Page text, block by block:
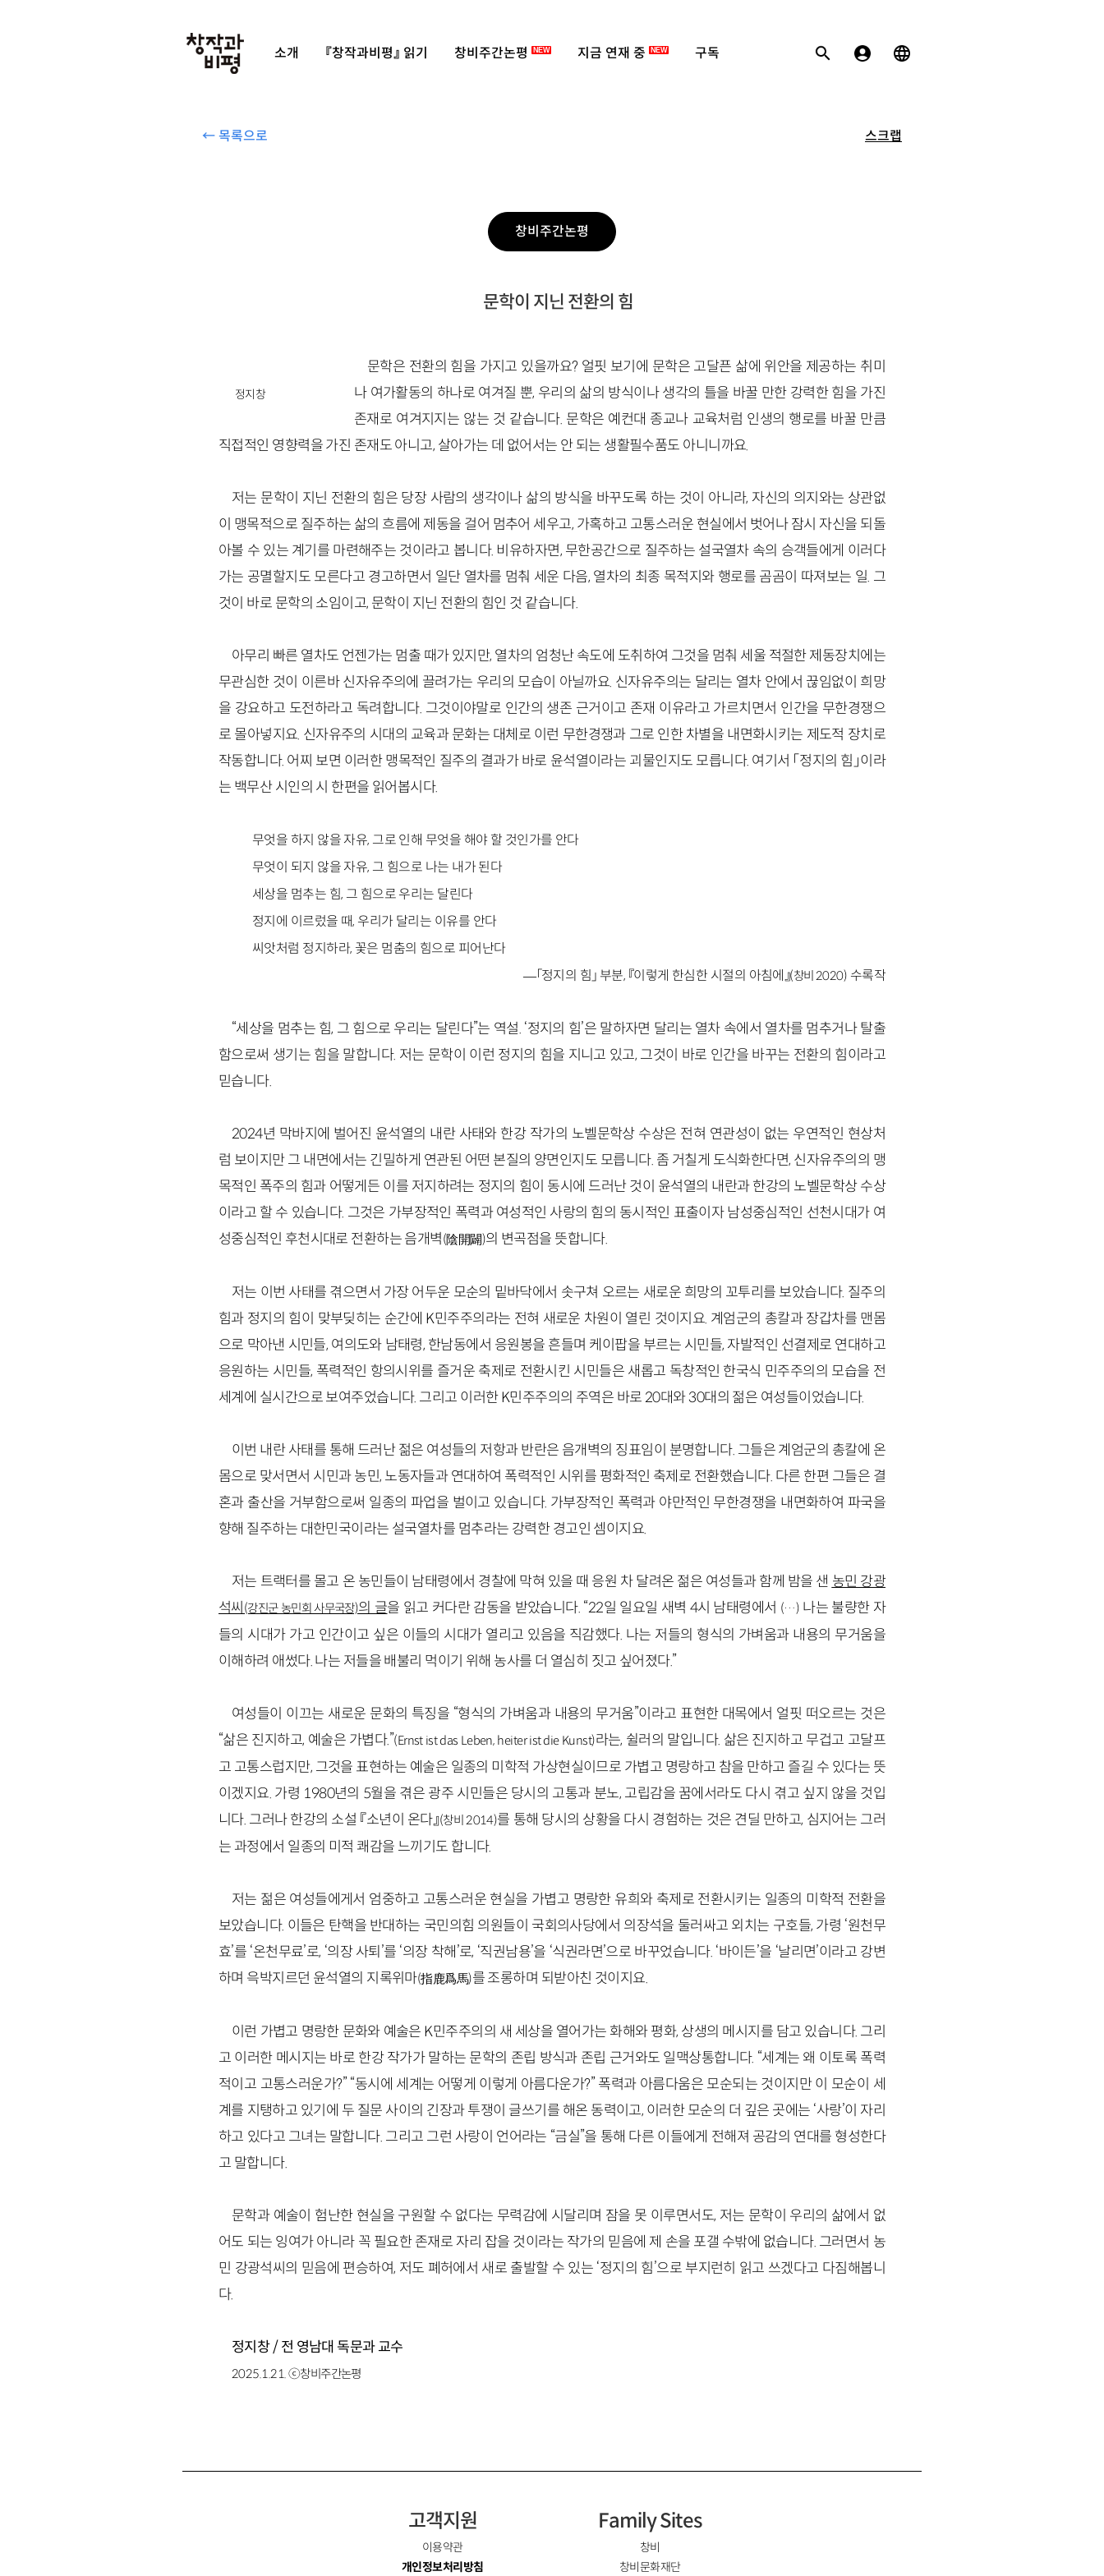
소개 『창작과비평』 읽기 창비주간논평 NEW 지금 연재 중 NEW 구독
← 목록으로 스크랩
창비주간논평
문학이 지닌 전환의 힘
정지창
문학은 전환의 힘을 가지고 있을까요? 얼핏 보기에 문학은 고달픈 삶에 위안을 제공하는 취미
나 여가활동의 하나로 여겨질 뿐, 우리의 삶의 방식이나 생각의 틀을 바꿀 만한 강력한 힘을 가진
존재로 여겨지지는 않는 것 같습니다. 문학은 예컨대 종교나 교육처럼 인생의 행로를 바꿀 만큼
직접적인 영향력을 가진 존재도 아니고, 살아가는 데 없어서는 안 되는 생활필수품도 아니니까요.
저는 문학이 지닌 전환의 힘은 당장 사람의 생각이나 삶의 방식을 바꾸도록 하는 것이 아니라, 자신의 의지와는 상관없
이 맹목적으로 질주하는 삶의 흐름에 제동을 걸어 멈추어 세우고, 가혹하고 고통스러운 현실에서 벗어나 잠시 자신을 되돌
아볼 수 있는 계기를 마련해주는 것이라고 봅니다. 비유하자면, 무한공간으로 질주하는 설국열차 속의 승객들에게 이러다
가는 공멸할지도 모른다고 경고하면서 일단 열차를 멈춰 세운 다음, 열차의 최종 목적지와 행로를 곰곰이 따져보는 일. 그
것이 바로 문학의 소임이고, 문학이 지닌 전환의 힘인 것 같습니다.
아무리 빠른 열차도 언젠가는 멈출 때가 있지만, 열차의 엄청난 속도에 도취하여 그것을 멈춰 세울 적절한 제동장치에는
무관심한 것이 이른바 신자유주의에 끌려가는 우리의 모습이 아닐까요. 신자유주의는 달리는 열차 안에서 끊임없이 희망
을 강요하고 도전하라고 독려합니다. 그것이야말로 인간의 생존 근거이고 존재 이유라고 가르치면서 인간을 무한경쟁으
로 몰아넣지요. 신자유주의 시대의 교육과 문화는 대체로 이런 무한경쟁과 그로 인한 차별을 내면화시키는 제도적 장치로
작동합니다. 어찌 보면 이러한 맹목적인 질주의 결과가 바로 윤석열이라는 괴물인지도 모릅니다. 여기서 「정지의 힘」이라
는 백무산 시인의 시 한편을 읽어봅시다.
무엇을 하지 않을 자유, 그로 인해 무엇을 해야 할 것인가를 안다
무엇이 되지 않을 자유, 그 힘으로 나는 내가 된다
세상을 멈추는 힘, 그 힘으로 우리는 달린다
정지에 이르렀을 때, 우리가 달리는 이유를 안다
씨앗처럼 정지하라, 꽃은 멈춤의 힘으로 피어난다
―「정지의 힘」 부분, 『이렇게 한심한 시절의 아침에』(창비 2020) 수록작
“세상을 멈추는 힘, 그 힘으로 우리는 달린다”는 역설. ‘정지의 힘’은 말하자면 달리는 열차 속에서 열차를 멈추거나 탈출
함으로써 생기는 힘을 말합니다. 저는 문학이 이런 정지의 힘을 지니고 있고, 그것이 바로 인간을 바꾸는 전환의 힘이라고
믿습니다.
2024년 막바지에 벌어진 윤석열의 내란 사태와 한강 작가의 노벨문학상 수상은 전혀 연관성이 없는 우연적인 현상처
럼 보이지만 그 내면에서는 긴밀하게 연관된 어떤 본질의 양면인지도 모릅니다. 좀 거칠게 도식화한다면, 신자유주의의 맹
목적인 폭주의 힘과 어떻게든 이를 저지하려는 정지의 힘이 동시에 드러난 것이 윤석열의 내란과 한강의 노벨문학상 수상
이라고 할 수 있습니다. 그것은 가부장적인 폭력과 여성적인 사랑의 힘의 동시적인 표출이자 남성중심적인 선천시대가 여
성중심적인 후천시대로 전환하는 음개벽(陰開闢)의 변곡점을 뜻합니다.
저는 이번 사태를 겪으면서 가장 어두운 모순의 밑바닥에서 솟구쳐 오르는 새로운 희망의 꼬투리를 보았습니다. 질주의
힘과 정지의 힘이 맞부딪히는 순간에 K민주주의라는 전혀 새로운 차원이 열린 것이지요. 계엄군의 총칼과 장갑차를 맨몸
으로 막아낸 시민들, 여의도와 남태령, 한남동에서 응원봉을 흔들며 케이팝을 부르는 시민들, 자발적인 선결제로 연대하고
응원하는 시민들, 폭력적인 항의시위를 즐거운 축제로 전환시킨 시민들은 새롭고 독창적인 한국식 민주주의의 모습을 전
세계에 실시간으로 보여주었습니다. 그리고 이러한 K민주주의의 주역은 바로 20대와 30대의 젊은 여성들이었습니다.
이번 내란 사태를 통해 드러난 젊은 여성들의 저항과 반란은 음개벽의 징표임이 분명합니다. 그들은 계엄군의 총칼에 온
몸으로 맞서면서 시민과 농민, 노동자들과 연대하여 폭력적인 시위를 평화적인 축제로 전환했습니다. 다른 한편 그들은 결
혼과 출산을 거부함으로써 일종의 파업을 벌이고 있습니다. 가부장적인 폭력과 야만적인 무한경쟁을 내면화하여 파국을
향해 질주하는 대한민국이라는 설국열차를 멈추라는 강력한 경고인 셈이지요.
저는 트랙터를 몰고 온 농민들이 남태령에서 경찰에 막혀 있을 때 응원 차 달려온 젊은 여성들과 함께 밤을 샌 농민 강광
석씨 (강진군 농민회 사무국장)의 글을 읽고 커다란 감동을 받았습니다. “22일 일요일 새벽 4시 남태령에서 (…) 나는 불량한 자
들의 시대가 가고 인간이고 싶은 이들의 시대가 열리고 있음을 직감했다. 나는 저들의 형식의 가벼움과 내용의 무거움을
이해하려 애썼다. 나는 저들을 배불리 먹이기 위해 농사를 더 열심히 짓고 싶어졌다.”
여성들이 이끄는 새로운 문화의 특징을 “형식의 가벼움과 내용의 무거움”이라고 표현한 대목에서 얼핏 떠오르는 것은
“삶은 진지하고, 예술은 가볍다.”(Ernst ist das Leben, heiter ist die Kunst)라는, 쉴러의 말입니다. 삶은 진지하고 무겁고 고달프
고 고통스럽지만, 그것을 표현하는 예술은 일종의 미학적 가상현실이므로 가볍고 명랑하고 참을 만하고 즐길 수 있다는 뜻
이겠지요. 가령 1980년의 5월을 겪은 광주 시민들은 당시의 고통과 분노, 고립감을 꿈에서라도 다시 겪고 싶지 않을 것입
니다. 그러나 한강의 소설 『소년이 온다』(창비 2014)를 통해 당시의 상황을 다시 경험하는 것은 견딜 만하고, 심지어는 그러
는 과정에서 일종의 미적 쾌감을 느끼기도 합니다.
저는 젊은 여성들에게서 엄중하고 고통스러운 현실을 가볍고 명랑한 유희와 축제로 전환시키는 일종의 미학적 전환을
보았습니다. 이들은 탄핵을 반대하는 국민의힘 의원들이 국회의사당에서 의장석을 둘러싸고 외치는 구호들, 가령 ‘원천무
효’를 ‘온천무료’로, ‘의장 사퇴’를 ‘의장 착해’로, ‘직권남용’을 ‘식권라면’으로 바꾸었습니다. ‘바이든’을 ‘날리면’이라고 강변
하며 윽박지르던 윤석열의 지록위마(指鹿爲馬)를 조롱하며 되받아친 것이지요.
이런 가볍고 명랑한 문화와 예술은 K민주주의의 새 세상을 열어가는 화해와 평화, 상생의 메시지를 담고 있습니다. 그리
고 이러한 메시지는 바로 한강 작가가 말하는 문학의 존립 방식과 존립 근거와도 일맥상통합니다. “세계는 왜 이토록 폭력
적이고 고통스러운가?” “동시에 세계는 어떻게 이렇게 아름다운가?” 폭력과 아름다움은 모순되는 것이지만 이 모순이 세
계를 지탱하고 있기에 두 질문 사이의 긴장과 투쟁이 글쓰기를 해온 동력이고, 이러한 모순의 더 깊은 곳에는 ‘사랑’이 자리
하고 있다고 그녀는 말합니다. 그리고 그런 사랑이 언어라는 “금실”을 통해 다른 이들에게 전해져 공감의 연대를 형성한다
고 말합니다.
문학과 예술이 험난한 현실을 구원할 수 없다는 무력감에 시달리며 잠을 못 이루면서도, 저는 문학이 우리의 삶에서 없
어도 되는 잉여가 아니라 꼭 필요한 존재로 자리 잡을 것이라는 작가의 믿음에 제 손을 포갤 수밖에 없습니다. 그러면서 농
민 강광석씨의 믿음에 편승하여, 저도 폐허에서 새로 출발할 수 있는 ‘정지의 힘’으로 부지런히 읽고 쓰겠다고 다짐해봅니
다.
정지창 / 전 영남대 독문과 교수
2025.1.21. ⓒ창비주간논평
고객지원
이용약관
개인정보처리방침
Family Sites
창비
창비문화재단